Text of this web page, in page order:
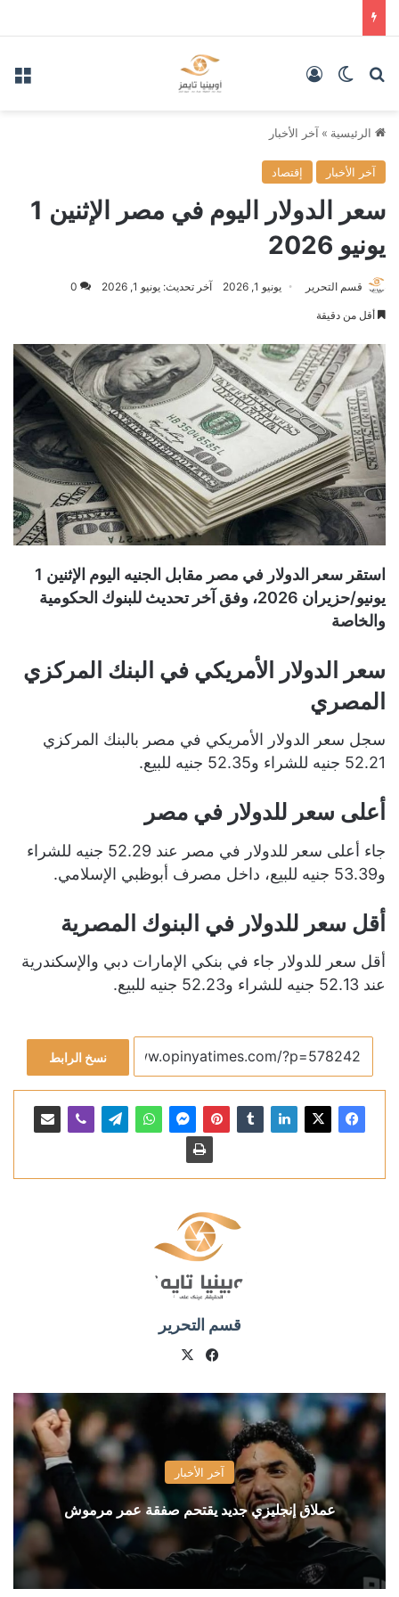
بحث عنالوضع المظلم
الرئيسية » آخر الأخبار
آخر الأخبار إقتصاد
سعر الدولار اليوم في مصر الإثنين 1
يونيو 2026
قسم التحرير يونيو 1, 2026 آخر تحديث: يونيو 1, 2026 0
أقل من دقيقة
استقر سعر الدولار في مصر مقابل الجنيه اليوم الإثنين 1
يونيو/حزيران 2026، وفق آخر تحديث للبنوك الحكومية
والخاصة
سعر الدولار الأمريكي في البنك المركزي
المصري
سجل سعر الدولار الأمريكي في مصر بالبنك المركزي
52.21 جنيه للشراء و52.35 جنيه للبيع.
أعلى سعر للدولار في مصر
جاء أعلى سعر للدولار في مصر عند 52.29 جنيه للشراء
و53.39 جنيه للبيع، داخل مصرف أبوظبي الإسلامي.
أقل سعر للدولار في البنوك المصرية
أقل سعر للدولار جاء في بنكي الإمارات دبي والإسكندرية
عند 52.13 جنيه للشراء و52.23 جنيه للبيع.
نسخ الرابط
قسم التحرير
فيسبوك
آخر الأخبار
عملاق إنجليزي جديد يقتحم صفقة عمر مرموش